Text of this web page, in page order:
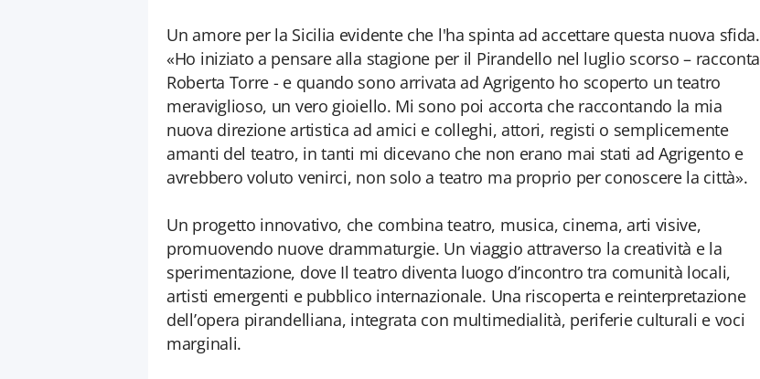
Un amore per la Sicilia evidente che l'ha spinta ad accettare questa nuova sfida.
«Ho iniziato a pensare alla stagione per il Pirandello nel luglio scorso – racconta
Roberta Torre - e quando sono arrivata ad Agrigento ho scoperto un teatro
meraviglioso, un vero gioiello. Mi sono poi accorta che raccontando la mia
nuova direzione artistica ad amici e colleghi, attori, registi o semplicemente
amanti del teatro, in tanti mi dicevano che non erano mai stati ad Agrigento e
avrebbero voluto venirci, non solo a teatro ma proprio per conoscere la città».
Un progetto innovativo, che combina teatro, musica, cinema, arti visive,
promuovendo nuove drammaturgie. Un viaggio attraverso la creatività e la
sperimentazione, dove Il teatro diventa luogo d’incontro tra comunità locali,
artisti emergenti e pubblico internazionale. Una riscoperta e reinterpretazione
dell’opera pirandelliana, integrata con multimedialità, periferie culturali e voci
marginali.